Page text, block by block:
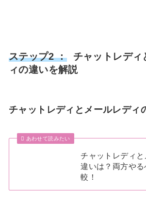
ステップ2 ：チャットレディ
ィの違いを解説
チャットレディとメールレディ
あわせて読みたい
チャットレディ
違いは？両方や
較！